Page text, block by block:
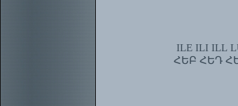
ILE ILI ILL
ՀԵԲ ՀԵԴ